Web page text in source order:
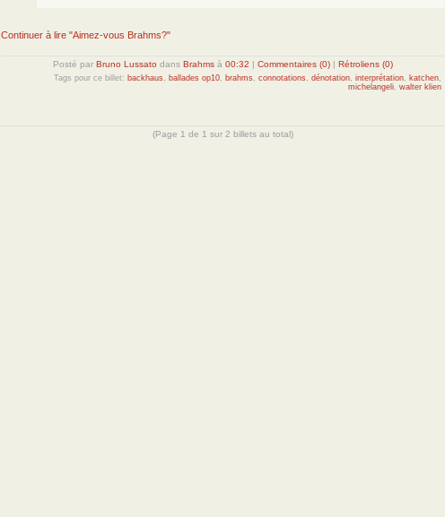
Continuer à lire "Aimez-vous Brahms?"
Posté par Bruno Lussato dans Brahmsà 00:32 | Commentaires (0)| Rétroliens (0)
Tags pour ce billet: backhaus ballades op10 brahms connotations dénotation interprétation katchen
michelangeli walter klien
(Page 1 de 1 sur 2 billets au total)